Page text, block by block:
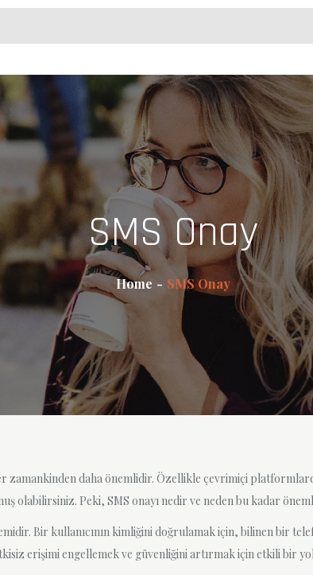
SMS Onay
Home SMS Onay
zamankinden daha önemlidir. Özellikle çevrimiçi
olabilirsiniz. Peki, SMS onayı nedir ve neden bu kadar
Bir kullanıcının kimliğini doğrulamak için, bilinen bir
erişimi engellemek ve güvenliğini artırmak için etkili bir